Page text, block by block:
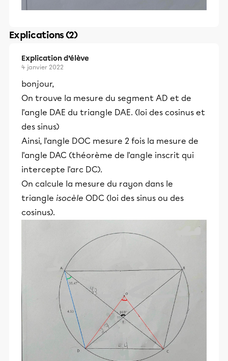
Explications (2)
Explication d’élève
4 janvier 2022
bonjour,
On trouve la mesure du segment AD et de
l'angle DAE du triangle DAE. (loi des cosinus et
des sinus)
Ainsi, l'angle DOC mesure 2 fois la mesure de
l'angle DAC (théorème de l'angle inscrit qui
intercepte l'arc DC).
On calcule la mesure du rayon dans le
triangle isocèle ODC (loi des sinus ou des
cosinus).